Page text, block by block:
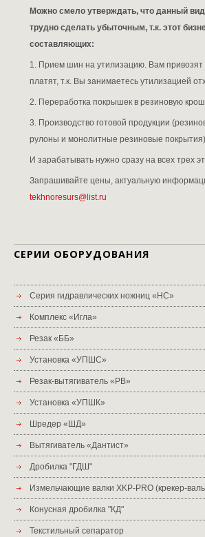
Можно смело утверждать, что данный вид
трудно сделать убыточным, т.к. этот
составляющих:
1. Прием шин на утилизацию. Вам
платят, т.к. Вы занимаетесь утилизацией
2. Переработка покрышек в резиновую
3. Производство готовой продукции
рулоны и монолитные резиновые покрытия).
И зарабатывать нужно сразу на всех трех
Запрашивайте цены, актуальную
tekhnoresurs@list.ru
СЕРИИ ОБОРУДОВАНИЯ
Серия гидравлических ножниц «НС»
Комплекс «Игла»
Резак «ББ»
Установка «УПШС»
Резак-вытягиватель «РВ»
Установка «УПШК»
Шредер «ШД»
Вытягиватель «Дантист»
Дробилка "ГДШ"
Измельчающие валки XKP-PRO (крекер-
Конусная дробилка "КД"
Текстильный сепаратор